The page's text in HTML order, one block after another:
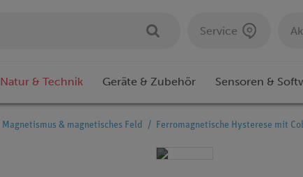
Service
Natur & Technik Geräte & Zubehör Sensoren &
Magnetismus & magnetisches Feld Ferromagnetische Hysterese mit